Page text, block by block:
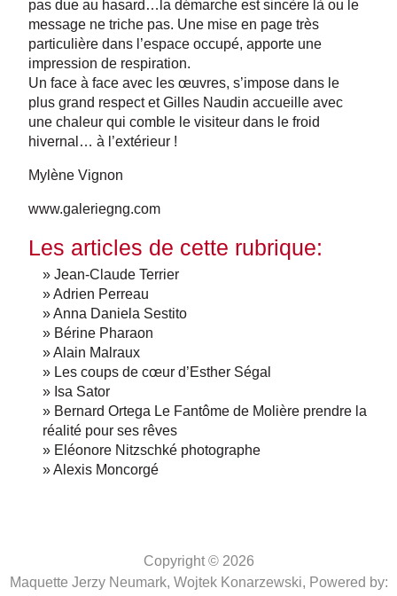
pas due au hasard…la démarche est sincère là ou le
message ne triche pas. Une mise en page très
particulière dans l’espace occupé, apporte une
impression de respiration.
Un face à face avec les œuvres, s’impose dans le
plus grand respect et Gilles Naudin accueille avec
une chaleur qui comble le visiteur dans le froid
hivernal… à l’extérieur !
Mylène Vignon
www.galeriegng.com
Les articles de cette rubrique:
» Jean-Claude Terrier
» Adrien Perreau
» Anna Daniela Sestito
» Bérine Pharaon
» Alain Malraux
» Les coups de cœur d’Esther Ségal
» Isa Sator
» Bernard Ortega Le Fantôme de Molière prendre la
réalité pour ses rêves
» Eléonore Nitzschké photographe
» Alexis Moncorgé
Copyright © 2026
Maquette Jerzy Neumark, Wojtek Konarzewski, Powered by: